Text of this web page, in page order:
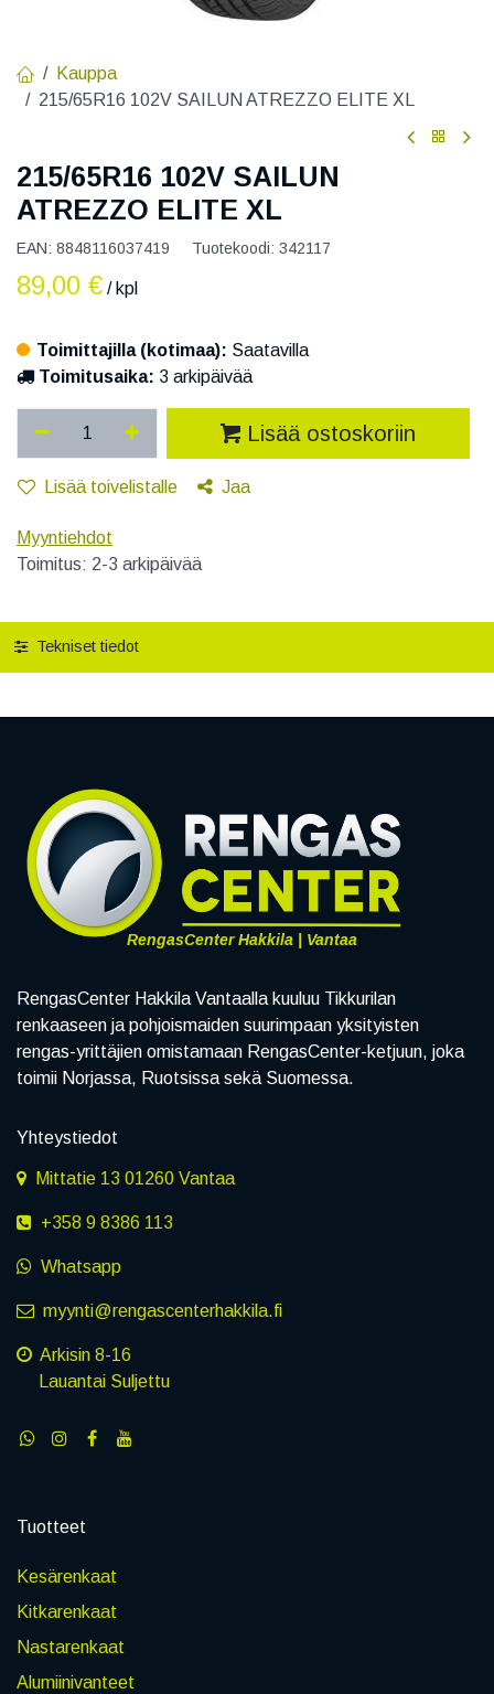
Kauppa
215/65R16 102V SAILUN ATREZZO ELITE XL
215/65R16 102V SAILUN
ATREZZO ELITE XL
EAN: 8848116037419 Tuotekoodi: 342117
89,00 € / kpl
Toimittajilla (kotimaa): Saatavilla
Toimitusaika: 3 arkipäivää
Lisää ostoskoriin
Lisää toivelistalle Jaa
Myyntiehdot
Toimitus: 2-3 arkipäivää
Tekniset tiedot
RengasCenter Hakkila | Vantaa
RengasCenter Hakkila Vantaalla kuuluu Tikkurilan
renkaaseen ja pohjoismaiden suurimpaan yksityisten
rengas-yrittäjien omistamaan RengasCenter-ketjuun, joka
toimii Norjassa, Ruotsissa sekä Suomessa.
Yhteystiedot
Mittatie 13 01260 Vantaa
+358 9 8386 113
Whatsapp
myynti@rengascenterhakkila.fi
Arkisin 8-16
Lauantai Suljettu
Tuotteet
Kesärenkaat
Kitkarenkaat
Nastarenkaat
Alumiinivanteet